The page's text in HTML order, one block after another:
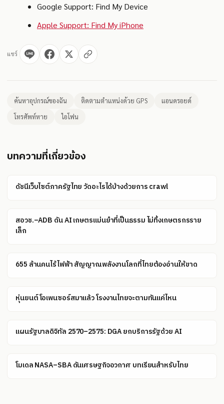
Google Support: Find My Device
Apple Support: Find My iPhone
แชร์
ค้นหาอุปกรณ์ของฉัน ติดตามตำแหน่งด้วย GPS
แอนดรอยด์
โทรศัพท์หาย
ไอโฟน
บทความที่เกี่ยวข้อง
ดัชนีเว็บไซต์ภาครัฐไทย วัดอะไรได้บ้างด้วยการ crawl
สอวช.–ADB ดัน AI เกษตรแม่นยำที่เป็นธรรม ไม่ทิ้งเกษตรกรราย
เล็ก
655 ล้านคนไร้ไฟฟ้า สัญญาณพลังงานโลกที่ไทยต้องอ่านให้ขาด
หุ่นยนต์โอเพนซอร์สมาแล้ว โรงงานไทยจะตามทันแค่ไหน
แผนรัฐบาลดิจิทัล 2570–2575: DGA ยกบริการรัฐด้วย AI
โมเดล NASA–SBA ดันเศรษฐกิจอวกาศ บทเรียนสำหรับไทย